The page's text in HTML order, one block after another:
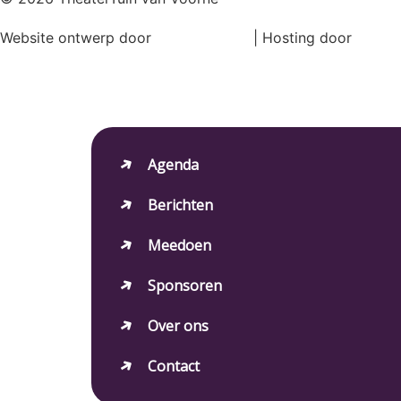
Website ontwerp door | Hosting door
Agenda
Berichten
Meedoen
Sponsoren
Over ons
Contact